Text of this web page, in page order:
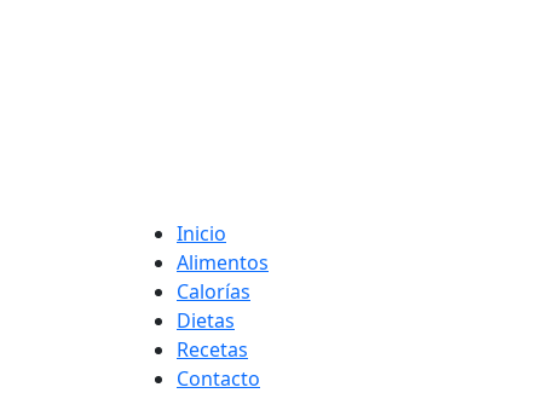
Adelgaza con en
Inicio
Alimentos
Calorías
Dietas
Recetas
Contacto